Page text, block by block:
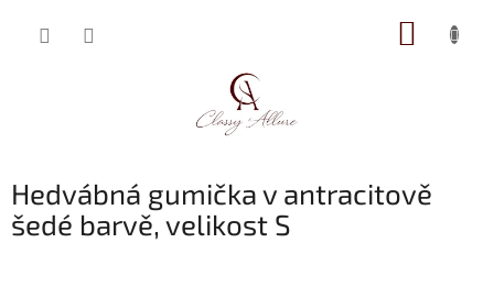
Hedvábná gumička v antracitově
šedé barvě, velikost S